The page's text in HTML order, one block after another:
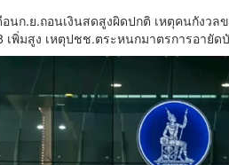
อนก.ย.ถอนเงินสดสูงผิดปกติ เหตุคนกังว
พิ่มสูง เหตุปชช.ตระหนกมาตรการอายัด